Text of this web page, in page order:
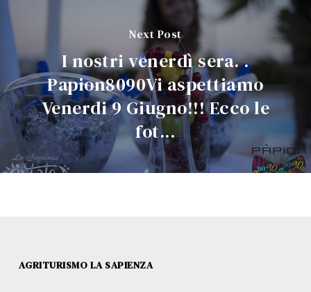
Next Post
I nostri venerdì sera. .
Papion8090Vi aspettiamo
Venerdi 9 Giugno!!! Ecco le
fot...
AGRITURISMO LA SAPIENZA